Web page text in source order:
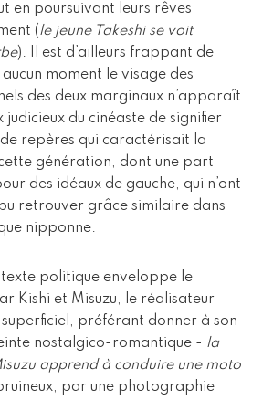
en poursuivant leurs rêves
(le jeune Takeshi se voit
). Il est d’ailleurs frappant de
moment le visage des
des deux marginaux n’apparaît
judicieux du cinéaste de signifier
repères qui caractérisait la
génération, dont une part
des idéaux de gauche, qui n’ont
retrouver grâce similaire dans
nipponne.
politique enveloppe le
Kishi et Misuzu, le réalisateur
préférant donner à son
nostalgico-romantique - la
apprend à conduire une moto
par une photographie